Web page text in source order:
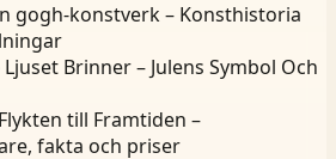
gogh-konstverk – Konsthistoria
Brinner – Julens Symbol Och
till Framtiden –
fakta och priser